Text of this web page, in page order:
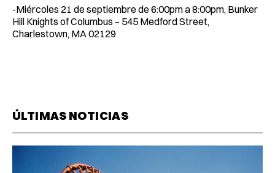
-Miércoles 21 de septiembre de 6:00pm a 8:00pm, Bunker
Hill Knights of Columbus – 545 Medford Street,
Charlestown, MA 02129
ÚLTIMAS NOTICIAS